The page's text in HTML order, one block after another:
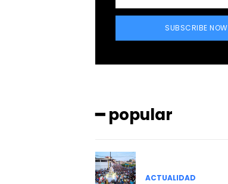
SUBSCRIBE NOW
━ popular
ACTUALIDAD